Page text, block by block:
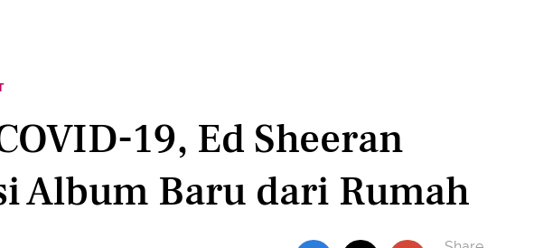
19, Ed Sheeran
Album Baru dari Rumah